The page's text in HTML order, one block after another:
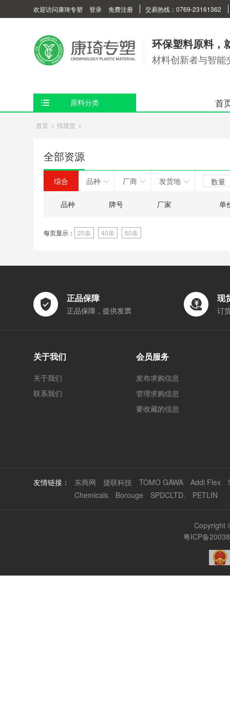
欢迎访问康琦专塑 登录 免费注册 交易热线：0769-23161362
环保塑料原料，
材料创新者与智能
原料分类 首
首页 > 找现货 >
全部资源
综合 品种 厂商 发货地 数量
品种 牌号 厂家 单
每页显示： 20条 40条 60条
正品保障
正品保障，提供发票
现
订
关于我们
关于我们
联系我们
会员服务
发布求购信息
管理求购信息
要收藏的信息
友情链接： 东商网 捷联科技 TOMO GAWA Addi Flex
Chemicals
Borouge SPDCLTD. PETLIN
Copyright
粤ICP备